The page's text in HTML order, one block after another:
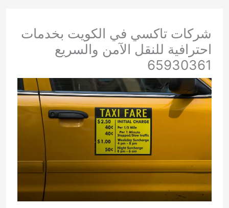
شركات تاكسي في الكويت بخدمات
احترافية للنقل الآمن والسريع
65930361